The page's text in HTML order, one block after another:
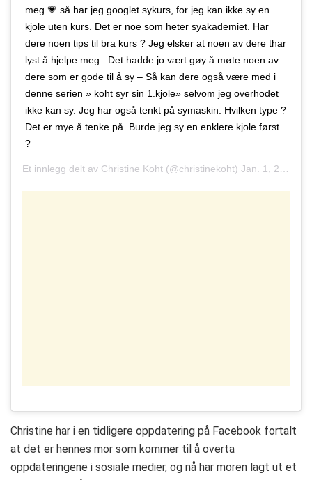
meg 💗 så har jeg googlet sykurs, for jeg kan ikke sy en
kjole uten kurs. Det er noe som heter syakademiet. Har
dere noen tips til bra kurs ? Jeg elsker at noen av dere thar
lyst å hjelpe meg . Det hadde jo vært gøy å møte noen av
dere som er gode til å sy – Så kan dere også være med i
denne serien » koht syr sin 1.kjole» selvom jeg overhodet
ikke kan sy. Jeg har også tenkt på symaskin. Hvilken type ?
Det er mye å tenke på. Burde jeg sy en enklere kjole først
?
Et innlegg delt av Christine Koht (@christinekoht) Jan. 1, 2017 kl. 11:40 PST
Christine har i en tidligere oppdatering på Facebook fortalt
at det er hennes mor som kommer til å overta
oppdateringene i sosiale medier, og nå har moren lagt ut et